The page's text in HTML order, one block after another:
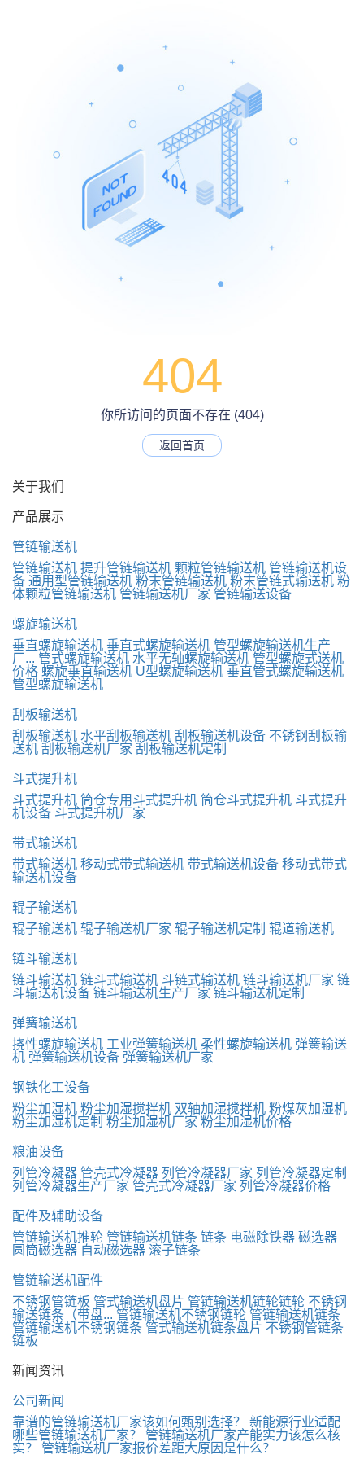
404
你所访问的页面不存在 (404)
返回首页
关于我们
产品展示
管链输送机
管链输送机 提升管链输送机 颗粒管链输送机 管链输送机设
备 通用型管链输送机 粉末管链输送机 粉末管链式输送机 粉
体颗粒管链输送机 管链输送机厂家 管链输送设备
螺旋输送机
垂直螺旋输送机 垂直式螺旋输送机 管型螺旋输送机生产
厂... 管式螺旋输送机 水平无轴螺旋输送机 管型螺旋式送机
价格 螺旋垂直输送机 U型螺旋输送机 垂直管式螺旋输送机
管型螺旋输送机
刮板输送机
刮板输送机 水平刮板输送机 刮板输送机设备 不锈钢刮板输
送机 刮板输送机厂家 刮板输送机定制
斗式提升机
斗式提升机 筒仓专用斗式提升机 筒仓斗式提升机 斗式提升
机设备 斗式提升机厂家
带式输送机
带式输送机 移动式带式输送机 带式输送机设备 移动式带式
输送机设备
辊子输送机
辊子输送机 辊子输送机厂家 辊子输送机定制 辊道输送机
链斗输送机
链斗输送机 链斗式输送机 斗链式输送机 链斗输送机厂家 链
斗输送机设备 链斗输送机生产厂家 链斗输送机定制
弹簧输送机
挠性螺旋输送机 工业弹簧输送机 柔性螺旋输送机 弹簧输送
机 弹簧输送机设备 弹簧输送机厂家
钢铁化工设备
粉尘加湿机 粉尘加湿搅拌机 双轴加湿搅拌机 粉煤灰加湿机
粉尘加湿机定制 粉尘加湿机厂家 粉尘加湿机价格
粮油设备
列管冷凝器 管壳式冷凝器 列管冷凝器厂家 列管冷凝器定制
列管冷凝器生产厂家 管壳式冷凝器厂家 列管冷凝器价格
配件及辅助设备
管链输送机推轮 管链输送机链条 链条 电磁除铁器 磁选器
圆筒磁选器 自动磁选器 滚子链条
管链输送机配件
不锈钢管链板 管式输送机盘片 管链输送机链轮​链轮 不锈钢
输送链条（带盘... 管链输送机不锈钢链轮 管链输送机链条
管链输送机不锈钢链条 管式输送机链条盘片 不锈钢管链条
链板
新闻资讯
公司新闻
靠谱的管链输送机厂家该如何甄别选择？
新能源行业适配
哪些管链输送机厂家？
管链输送机厂家产能实力该怎么核
实？
管链输送机厂家报价差距大原因是什么？